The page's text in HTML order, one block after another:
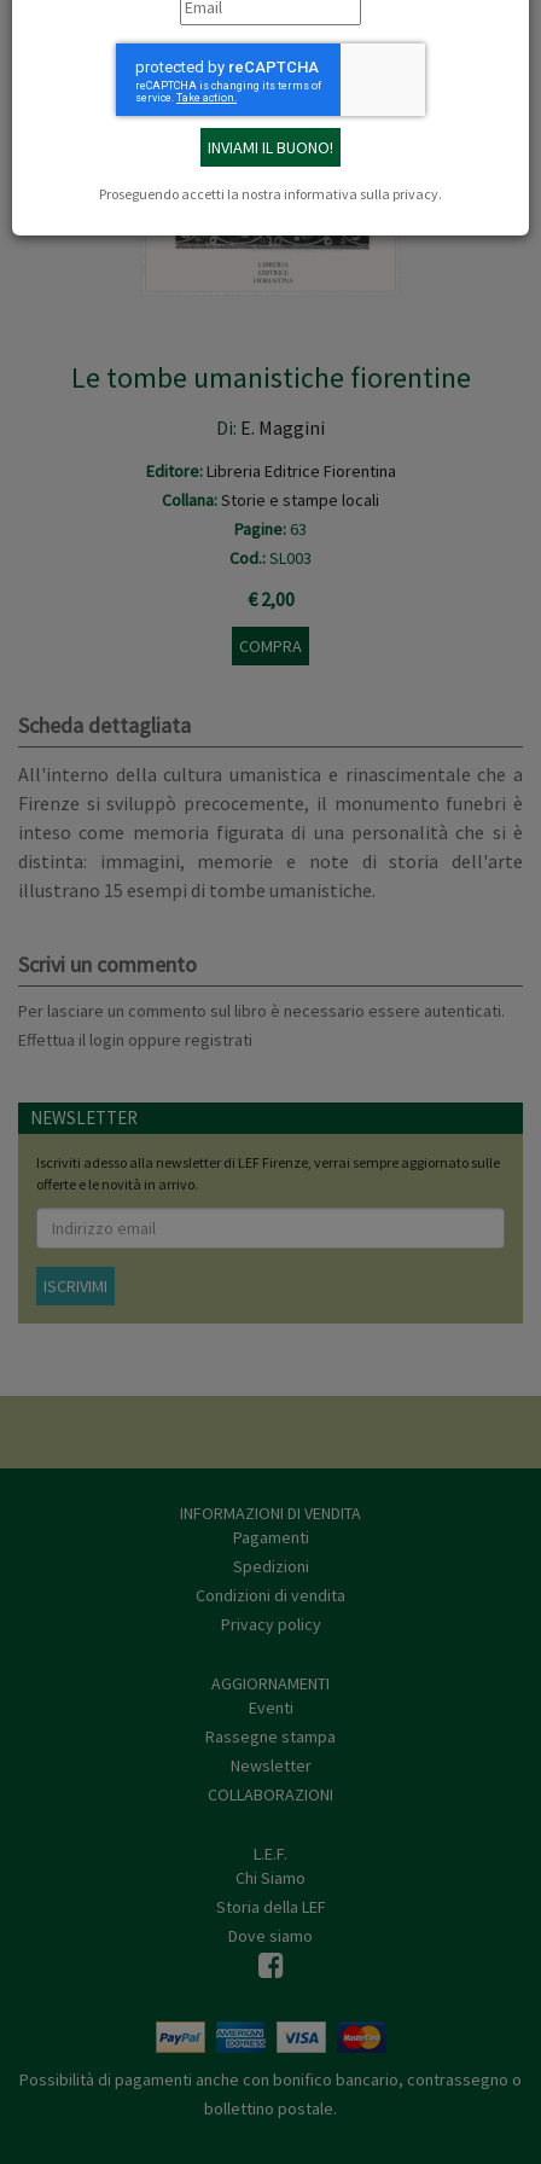
Proseguendo accetti la nostra informativa sulla privacy.
Le tombe umanistiche fiorentine
Di: E. Maggini
Editore: Libreria Editrice Fiorentina
Collana:Storie e stampe locali
Pagine: 63
Cod.:SL003
€ 2,00
COMPRA
Scheda dettagliata
All'interno della cultura umanistica e rinascimentale che a
Firenze si sviluppò precocemente, il monumento funebri è
inteso come memoria figurata di una personalità che si è
distinta: immagini, memorie e note di storia dell'arte
illustrano 15 esempi di tombe umanistiche.
Scrivi un commento
Per lasciare un commento sul libro è necessario essere autenticati.
Effettua il login oppure registrati
NEWSLETTER
Iscriviti adesso alla newsletter di LEF Firenze, verrai sempre aggiornato sulle
offerte e le novità in arrivo.
ISCRIVIMI
INFORMAZIONI DI VENDITA
Pagamenti
Spedizioni
Condizioni di vendita
Privacy policy
AGGIORNAMENTI
Eventi
Rassegne stampa
Newsletter
COLLABORAZIONI
L.E.F.
Chi Siamo
Storia della LEF
Dove siamo
Possibilità di pagamenti anche con bonifico bancario, contrassegno o
bollettino postale.